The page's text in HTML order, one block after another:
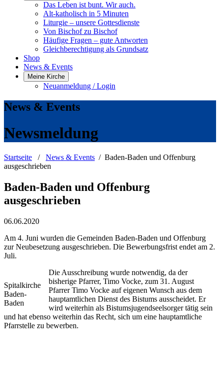
Das Leben ist bunt. Wir auch.
Alt-katholisch in 5 Minuten
Liturgie – unsere Gottesdienste
Von Bischof zu Bischof
Häufige Fragen – gute Antworten
Gleichberechtigung als Grundsatz
Shop
News & Events
Meine Kirche
Neuanmeldung / Login
News & Events
Newsmeldung
Startseite / News & Events / Baden-Baden und Offenburg
ausgeschrieben
Baden-Baden und Offenburg
ausgeschrieben
06.06.2020
Am 4. Juni wurden die Gemeinden Baden-Baden und Offenburg
zur Neubesetzung ausgeschrieben. Die Bewerbungsfrist endet am 2.
Juli.
Spitalkirche
Baden-
Baden
Die Ausschreibung wurde notwendig, da der
bisherige Pfarrer, Timo Vocke, zum 31. August
Pfarrer Timo Vocke auf eigenen Wunsch aus dem
hauptamtlichen Dienst des Bistums ausscheidet. Er
wird weiterhin als Bistumsjugendseelsorger tätig sein
und hat ebenso weiterhin das Recht, sich um eine hauptamtliche
Pfarrstelle zu bewerben.